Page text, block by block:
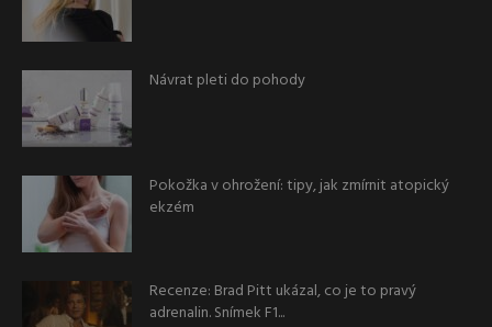
Návrat pleti do pohody
Pokožka v ohrožení: tipy, jak zmírnit atopický
ekzém
Recenze: Brad Pitt ukázal, co je to pravý
adrenalin. Snímek F1...